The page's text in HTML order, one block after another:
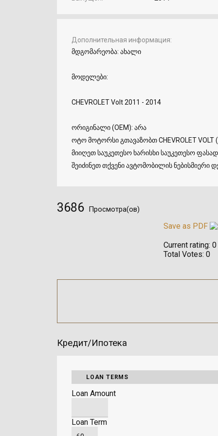
Дополнительная информация
მდგომარეობა: ახალი
მოდელები:
CHEVROLET Volt 2011 - 2014
ორიგინალი (OEM): არა
ოტო მოტორსი გთავაზობთ CHEVROLET
მიიღეთ საუკეთესო ხარისხი საუკეთესო
შეიძინეთ თქვენი ავტომობილის ნებისმიერი
Save as PDF
Current rating: 0
Total Votes: 0
3686 Просмотра(ов)
Кредит/Ипотека
LOAN TERMS
Loan Amount
Loan Term